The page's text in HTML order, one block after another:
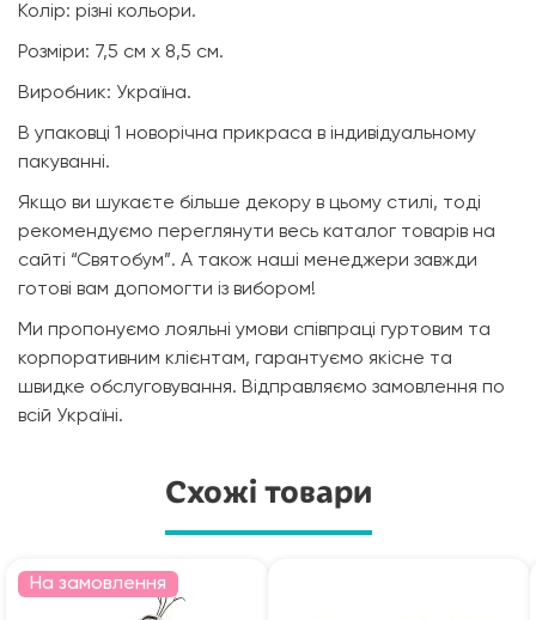
Колір: різні кольори.
Розміри: 7,5 см х 8,5 см.
Виробник: Україна.
В упаковці 1 новорічна прикраса в індивідуальному
пакуванні.
Якщо ви шукаєте більше декору в цьому стилі, тоді
рекомендуємо переглянути весь каталог товарів на
сайті “Святобум”. А також наші менеджери завжди
готові вам допомогти із вибором!
Ми пропонуємо лояльні умови співпраці гуртовим та
корпоративним клієнтам, гарантуємо якісне та
швидке обслуговування. Відправляємо замовлення по
всій Україні.
Схожі товари
На замовлення